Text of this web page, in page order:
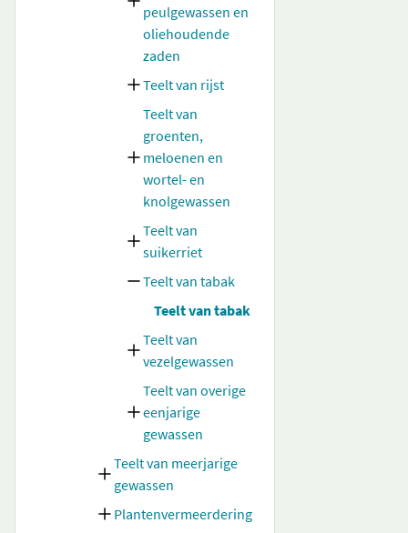
peulgewassen en
oliehoudende
zaden
Teelt van rijst
Teelt van
groenten,
meloenen en
wortel- en
knolgewassen
Teelt van
suikerriet
Teelt van tabak
Teelt van tabak
Teelt van
vezelgewassen
Teelt van overige
eenjarige
gewassen
Teelt van meerjarige
gewassen
Plantenvermeerdering